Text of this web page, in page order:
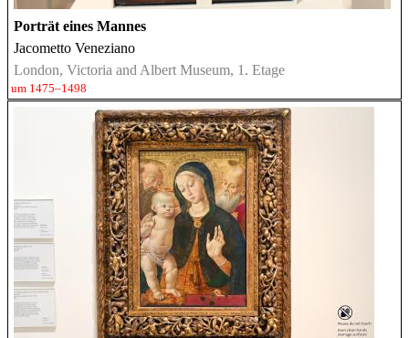
Porträt eines Mannes
Jacometto Veneziano
London, Victoria and Albert Museum, 1. Etage
um 1475–1498